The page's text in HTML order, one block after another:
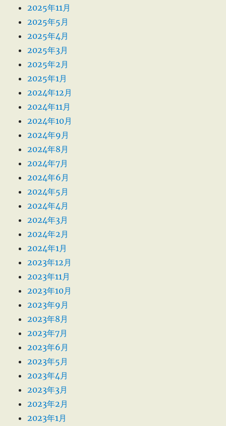
2025年11月
2025年5月
2025年4月
2025年3月
2025年2月
2025年1月
2024年12月
2024年11月
2024年10月
2024年9月
2024年8月
2024年7月
2024年6月
2024年5月
2024年4月
2024年3月
2024年2月
2024年1月
2023年12月
2023年11月
2023年10月
2023年9月
2023年8月
2023年7月
2023年6月
2023年5月
2023年4月
2023年3月
2023年2月
2023年1月